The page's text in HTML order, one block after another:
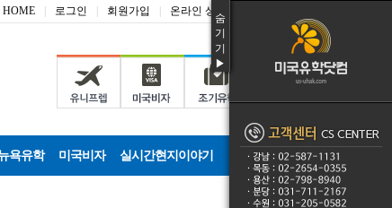
HOME 로그인 회원가입 온라인 상담신청
욕유학 미국비자 실시간현지이야기
숨
기
기
▶